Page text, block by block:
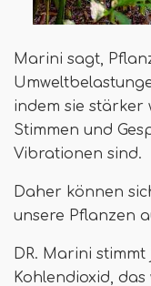
Marini sagt,
indem sie stärker
Stimmen und
Vibrationen sind.
Daher können
unsere Pflanzen
DR. Marini
Kohlendioxid,